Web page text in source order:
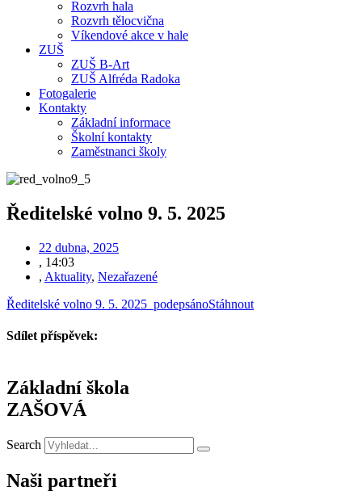
Rozvrh hala
Rozvrh tělocvična
Víkendové akce v hale
ZUŠ
ZUŠ B-Art
ZUŠ Alfréda Radoka
Fotogalerie
Kontakty
Základní informace
Školní kontakty
Zaměstnanci školy
Ředitelské volno 9. 5. 2025
22 dubna, 2025
, 14:03
, Aktuality, Nezařazené
Ředitelské volno 9. 5. 2025_podepsánoStáhnout
Sdílet příspěvek:
Základní škola
ZAŠOVÁ
Search
Naši partneři